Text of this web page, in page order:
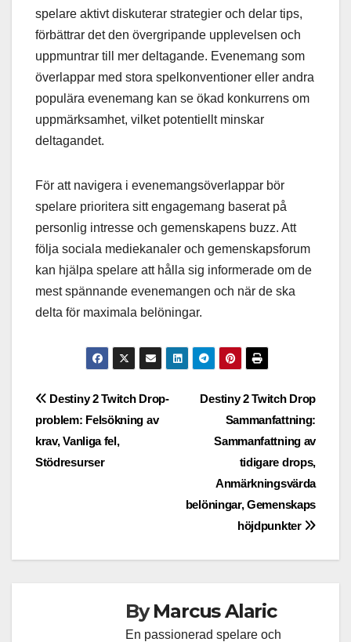
spelare aktivt diskuterar strategier och delar tips,
förbättrar det den övergripande upplevelsen och
uppmuntrar till mer deltagande. Evenemang som
överlappar med stora spelkonventioner eller andra
populära evenemang kan se ökad konkurrens om
uppmärksamhet, vilket potentiellt minskar
deltagandet.
För att navigera i evenemangsöverlappar bör
spelare prioritera sitt engagemang baserat på
personlig intresse och gemenskapens buzz. Att
följa sociala mediekanaler och gemenskapsforum
kan hjälpa spelare att hålla sig informerade om de
mest spännande evenemangen och när de ska
delta för maximala belöningar.
Post
navigation
Destiny 2 Twitch Drop
Sammanfattning:
Sammanfattning av
tidigare drops,
Anmärkningsvärda
belöningar, Gemenskaps
höjdpunkter
Destiny 2 Twitch Drop-
problem: Felsökning av
krav, Vanliga fel,
Stödresurser
ByMarcus Alaric
En passionerad spelare och